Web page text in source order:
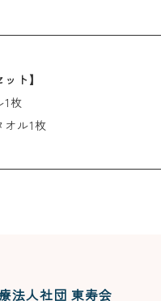
ト】
1枚
オル1枚
法人社団 東寿会